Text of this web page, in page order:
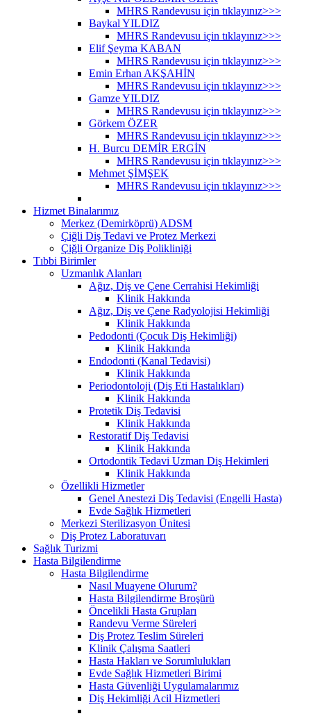
MHRS Randevusu için tıklayınız>>>
Baykal YILDIZ
MHRS Randevusu için tıklayınız>>>
Elif Şeyma KABAN
MHRS Randevusu için tıklayınız>>>
Emin Erhan AKŞAHİN
MHRS Randevusu için tıklayınız>>>
Gamze YILDIZ
MHRS Randevusu için tıklayınız>>>
Görkem ÖZER
MHRS Randevusu için tıklayınız>>>
H. Burcu DEMİR ERGİN
MHRS Randevusu için tıklayınız>>>
Mehmet ŞİMŞEK
MHRS Randevusu için tıklayınız>>>
Hizmet Binalarımız
Merkez (Demirköprü) ADSM
Çiğli Diş Tedavi ve Protez Merkezi
Çiğli Organize Diş Polikliniği
Tıbbi Birimler
Uzmanlık Alanları
Ağız, Diş ve Çene Cerrahisi Hekimliği
Klinik Hakkında
Ağız, Diş ve Çene Radyolojisi Hekimliği
Klinik Hakkında
Pedodonti (Çocuk Diş Hekimliği)
Klinik Hakkında
Endodonti (Kanal Tedavisi)
Klinik Hakkında
Periodontoloji (Diş Eti Hastalıkları)
Klinik Hakkında
Protetik Diş Tedavisi
Klinik Hakkında
Restoratif Diş Tedavisi
Klinik Hakkında
Ortodontik Tedavi Uzman Diş Hekimleri
Klinik Hakkında
Özellikli Hizmetler
Genel Anestezi Diş Tedavisi (Engelli Hasta)
Evde Sağlık Hizmetleri
Merkezi Sterilizasyon Ünitesi
Diş Protez Laboratuvarı
Sağlık Turizmi
Hasta Bilgilendirme
Hasta Bilgilendirme
Nasıl Muayene Olurum?
Hasta Bilgilendirme Broşürü
Öncelikli Hasta Grupları
Randevu Verme Süreleri
Diş Protez Teslim Süreleri
Klinik Çalışma Saatleri
Hasta Hakları ve Sorumlulukları
Evde Sağlık Hizmetleri Birimi
Hasta Güvenliği Uygulamalarımız
Diş Hekimliği Acil Hizmetleri